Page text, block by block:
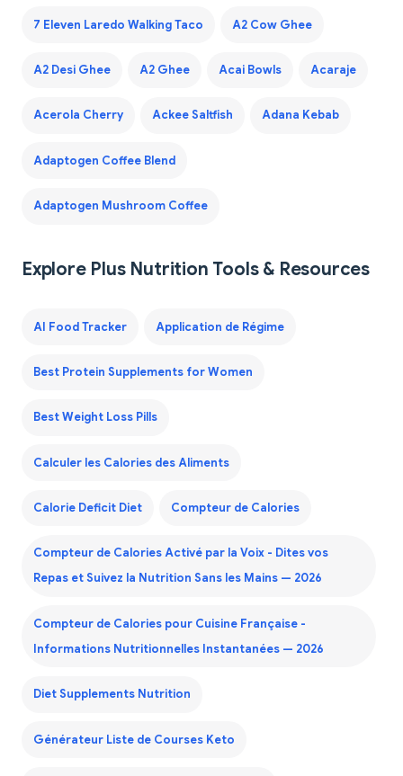
7 Eleven Laredo Walking Taco A2 Cow Ghee
A2 Desi Ghee A2 Ghee Acai Bowls Acaraje
Acerola Cherry Ackee Saltfish Adana Kebab
Adaptogen Coffee Blend
Adaptogen Mushroom Coffee
Explore Plus Nutrition Tools & Resources
AI Food Tracker Application de Régime
Best Protein Supplements for Women
Best Weight Loss Pills
Calculer les Calories des Aliments
Calorie Deficit Diet Compteur de Calories
Compteur de Calories Activé par la Voix - Dites vos
Repas et Suivez la Nutrition Sans les Mains — 2026
Compteur de Calories pour Cuisine Française -
Informations Nutritionnelles Instantanées — 2026
Diet Supplements Nutrition
Générateur Liste de Courses Keto